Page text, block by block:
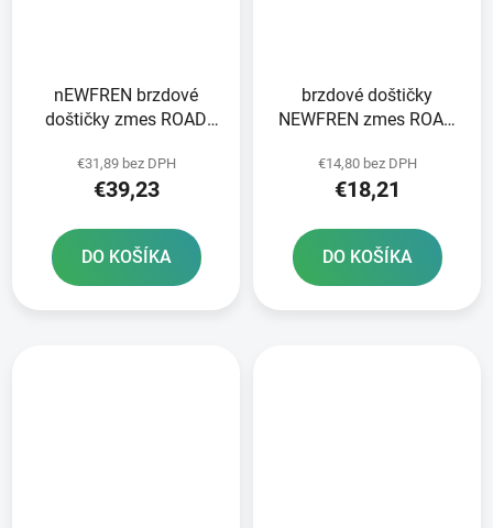
nEWFREN brzdové
doštičky zmes ROAD
ks v balení
€31,89 bez DPH
€39,23
DO KOŠÍKA
brzdové doštičky
NEWFREN zmes ROAD
v balení
€14,80 bez DPH
€18,21
DO KOŠÍKA